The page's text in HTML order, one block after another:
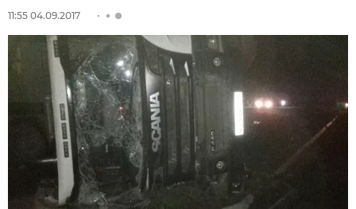
11:55 04.09.2017